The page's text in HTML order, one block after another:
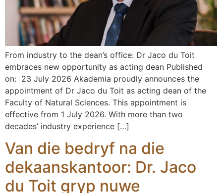
From industry to the dean’s office: Dr Jaco du Toit
embraces new opportunity as acting dean Published
on: 23 July 2026 Akademia proudly announces the
appointment of Dr Jaco du Toit as acting dean of the
Faculty of Natural Sciences. This appointment is
effective from 1 July 2026. With more than two
decades’ industry experience […]
Van die bedryf na die
dekaanskantoor: Dr. Jaco
du Toit gryp nuwe